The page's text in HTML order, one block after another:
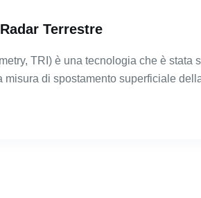
Terrestre
TRI) è una tecnologia che è
misura di spostamento superficiale